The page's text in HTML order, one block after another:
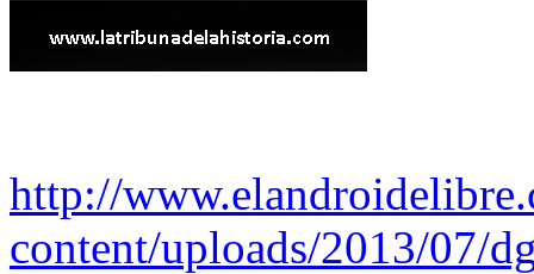
http://
content/uploads/2013/07/